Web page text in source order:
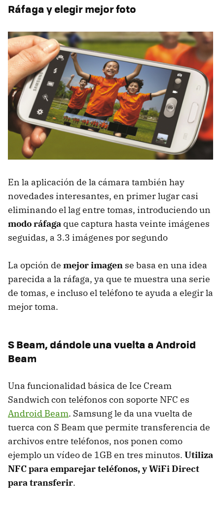
Ráfaga y elegir mejor foto
En la aplicación de la cámara también hay
novedades interesantes, en primer lugar casi
eliminando el lag entre tomas, introduciendo un
modo ráfaga que captura hasta veinte imágenes
seguidas, a 3.3 imágenes por segundo
La opción de mejor imagen se basa en una idea
parecida a la ráfaga, ya que te muestra una serie
de tomas, e incluso el teléfono te ayuda a elegir la
mejor toma.
S Beam, dándole una vuelta a Android
Beam
Una funcionalidad básica de Ice Cream
Sandwich con teléfonos con soporte NFC es
Android Beam. Samsung le da una vuelta de
tuerca con S Beam que permite transferencia de
archivos entre teléfonos, nos ponen como
ejemplo un vídeo de 1GB en tres minutos. Utiliza
NFCpara emparejar teléfonos, y WiFi Direct
para transferir.